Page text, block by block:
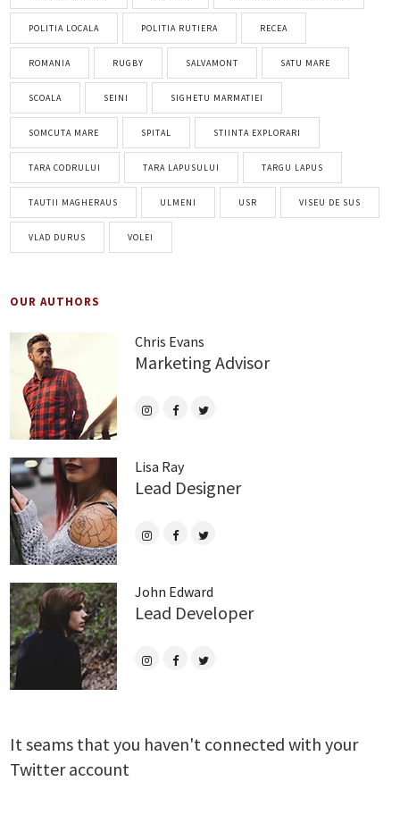
POLITIA LOCALA POLITIA RUTIERA RECEA
ROMANIA RUGBY SALVAMONT SATU MARE
SCOALA SEINI SIGHETU MARMATIEI
SOMCUTA MARE SPITAL STIINTA EXPLORARI
TARA CODRULUI TARA LAPUSULUI TARGU LAPUS
TAUTII MAGHERAUS ULMENI USR VISEU DE SUS
VLAD DURUS VOLEI
OUR AUTHORS
Chris Evans
Marketing Advisor
Lisa Ray
Lead Designer
John Edward
Lead Developer
It seams that you haven't connected with your
Twitter account